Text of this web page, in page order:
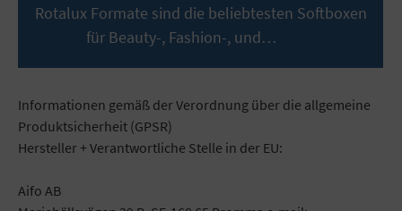
Rotalux Formate sind die beliebtesten Softboxen
für Beauty-, Fashion-, und…
Informationen gemäß der Verordnung über die allgemeine
Produktsicherheit (GPSR)
Hersteller + Verantwortliche Stelle in der EU:
Aifo AB